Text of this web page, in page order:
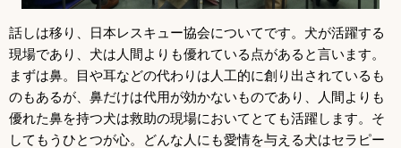
話しは移り、日本レスキュー協会についてです。犬が活躍する
現場であり、犬は人間よりも優れている点があると言います。
まずは鼻。目や耳などの代わりは人工的に創り出されているも
のもあるが、鼻だけは代用が効かないものであり、人間よりも
優れた鼻を持つ犬は救助の現場においてとても活躍します。そ
してもうひとつが心。どんな人にも愛情を与える犬はセラピー